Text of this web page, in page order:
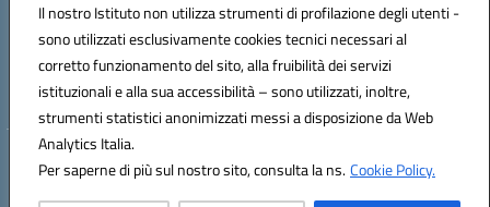
Il nostro Istituto non utilizza strumenti di profilazione degli utenti -
sono utilizzati esclusivamente cookies tecnici necessari al
corretto funzionamento del sito, alla fruibilità dei servizi
istituzionali e alla sua accessibilità – sono utilizzati, inoltre,
strumenti statistici anonimizzati messi a disposizione da Web
Analytics Italia.
Per saperne di più sul nostro sito, consulta la ns.Cookie Policy.
Codice fiscale: 80048770822
Codice meccanografico:
PAIC840008
Codice unico di fatturazione (CUF): UFHJ80
Hosting & Powered by 3D Solution S.r.l.
Concept & Design by Designers Italia